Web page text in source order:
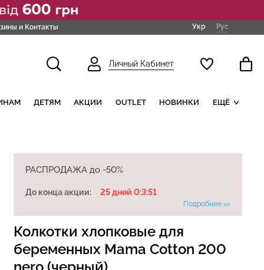
и Контакты Укр Рус
Личный Кабинет
ДЕТЯМ АКЦИИ OUTLET НОВИНКИ ЕЩЁ
РАСПРОДАЖА до -50%
До конца акции: 25 дней 0:3:51
Подробнее >>
Колкотки хлопковые для
беременных Mama Cotton 200
nero (черный)